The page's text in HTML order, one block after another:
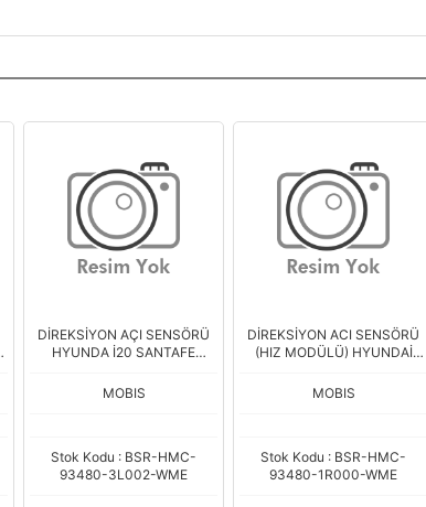
DİREKSİYON AÇI SENSÖRÜ
HYUNDA İ20 SANTAFE
MOBIS
Stok Kodu : BSR-HMC-
93480-3L002-WME
DİREKSİYON ACI SENSÖRÜ
(HIZ MODÜLÜ) HYUNDAİ
MOBIS
Stok Kodu : BSR-HMC-
93480-1R000-WME